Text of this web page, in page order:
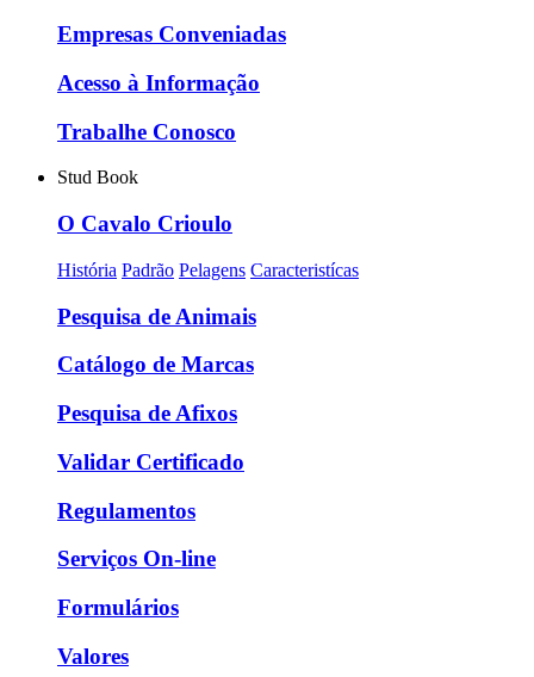
Empresas Conveniadas
Acesso à Informação
Trabalhe Conosco
Stud Book
O Cavalo Crioulo
História Padrão Pelagens Caracteristícas
Pesquisa de Animais
Catálogo de Marcas
Pesquisa de Afixos
Validar Certificado
Regulamentos
Serviços On-line
Formulários
Valores